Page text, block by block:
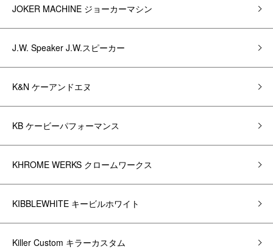
JOKER MACHINE ジョーカーマシン
J.W. Speaker J.W.スピーカー
K&N ケーアンドエヌ
KB ケービーパフォーマンス
KHROME WERKS クロームワークス
KIBBLEWHITE キービルホワイト
Killer Custom キラーカスタム